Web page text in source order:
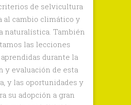
de selvicultura
al cambio climático y
naturalística. También
las lecciones
durante la
y evaluación de esta
y las oportunidades y
su adopción a gran